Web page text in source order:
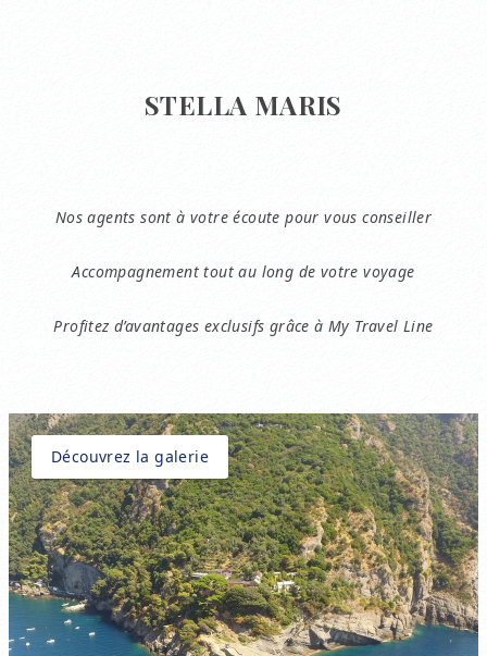
STELLA MARIS
Nos agents sont à votre écoute pour vous conseiller
Accompagnement tout au long de votre voyage
Profitez d’avantages exclusifs grâce à My Travel Line
Découvrez la galerie